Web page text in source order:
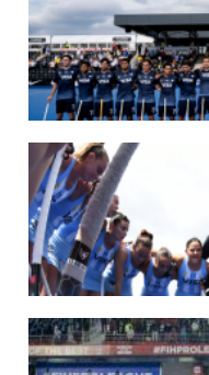
14/07/2026
MUNDIAL 2026: LOS LEONES
Del 15 al 30 de agosto
LEER MÁS
09/07/2026
MUNDIAL 2026: LAS LEONAS
Del 15 al 30 de agosto